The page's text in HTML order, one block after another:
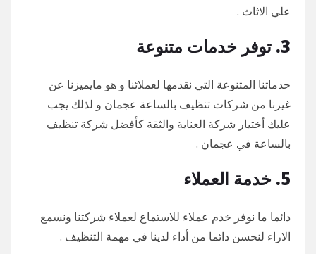
علي الاثاث .
3. توفر خدمات متنوعة
حدماتنا المتنوعة التي نقدمها لعملائنا و هو مايميزنا عن
غيرنا من شركات تنظيف بالساعة عجمان و لذلك يجب
عليك أختيار شركة العناية والثقة كأفضل شركة تنظيف
بالساعة في عجمان .
5. خدمة العملاء
دائما ما نوفر خدم عملاء للاستماع لعملاء شركتنا ونسمع
الاراء لنحسن دائما من أداء لدينا في مهمة التنظيف .